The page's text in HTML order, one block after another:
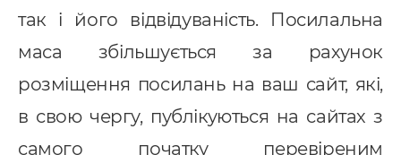
так і його відвідуваність. Посилальна
маса збільшується за рахунок
розміщення посилань на ваш сайт, які,
в свою чергу, публікуються на сайтах з
самого початку перевіреним